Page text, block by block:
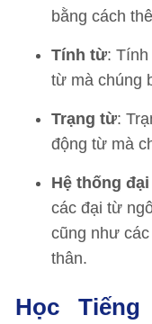
bằng cách
Tính từ:
từ mà chúng
Trạng từ:
động từ mà
Hệ thống
các đại từ
cũng như
thân.
Học